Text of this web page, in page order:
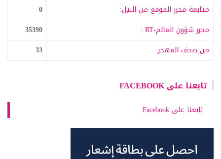
متابعة محرر الموقع من النيل:
0
محرر شؤون العالم-RT :
35390
من صحف المهجر:
33
تابعنا على FACEBOOK
تابعنا على Facebook